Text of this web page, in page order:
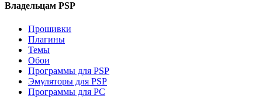
Владельцам PSP
Прошивки
Плагины
Темы
Обои
Программы для PSP
Эмуляторы для PSP
Программы для PC